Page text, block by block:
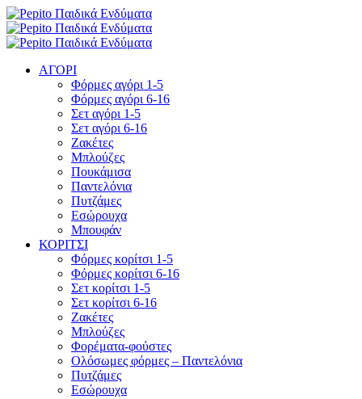
ΑΓΟΡΙ
Φόρμες αγόρι 1-5
Φόρμες αγόρι 6-16
Σετ αγόρι 1-5
Σετ αγόρι 6-16
Ζακέτες
Μπλούζες
Πουκάμισα
Παντελόνια
Πυτζάμες
Εσώρουχα
Μπουφάν
ΚΟΡΙΤΣΙ
Φόρμες κορίτσι 1-5
Φόρμες κορίτσι 6-16
Σετ κορίτσι 1-5
Σετ κορίτσι 6-16
Ζακέτες
Μπλούζες
Φορέματα-φούστες
Ολόσωμες φόρμες – Παντελόνια
Πυτζάμες
Εσώρουχα